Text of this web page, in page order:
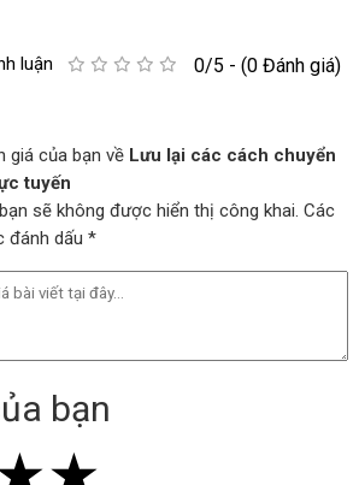
0/5 - (0 Đánh giá)
luận
giá của bạn về Lưu lại các cách chuyển
tuyến
sẽ không được hiển thị công khai. Các
đánh dấu *
bạn